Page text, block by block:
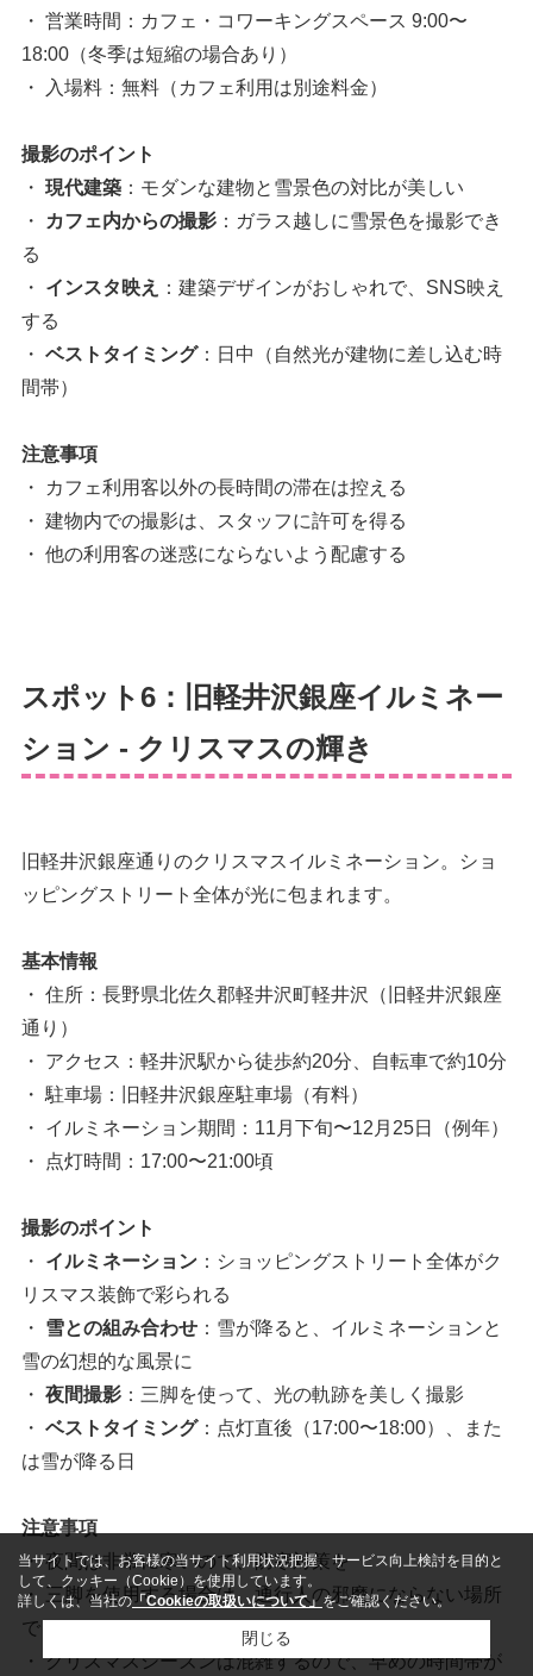
・ 営業時間：カフェ・コワーキングスペース 9:00〜
18:00（冬季は短縮の場合あり）
・ 入場料：無料（カフェ利用は別途料金）
撮影のポイント
・ 現代建築：モダンな建物と雪景色の対比が美しい
・
カフェ内からの撮影：ガラス越しに雪景色を撮影でき
る
・ インスタ映え
：建築デザインがおしゃれで、SNS映え
する
・ ベストタイミング：日中（自然光が建物に差し込む時
間帯）
注意事項
・ カフェ利用客以外の長時間の滞在は控える
・ 建物内での撮影は、スタッフに許可を得る
・ 他の利用客の迷惑にならないよう配慮する
スポット6：旧軽井沢銀座イルミネー
ション - クリスマスの輝き
旧軽井沢銀座通りのクリスマスイルミネーション。ショ
ッピングストリート全体が光に包まれます。
基本情報
・ 住所：長野県北佐久郡軽井沢町軽井沢（旧軽井沢銀座
通り）
・ アクセス：軽井沢駅から徒歩約20分、自転車で約10分
・ 駐車場：旧軽井沢銀座駐車場（有料）
・ イルミネーション期間：11月下旬〜12月25日（例年）
・ 点灯時間：17:00〜21:00頃
撮影のポイント
・ イルミネーション：ショッピングストリート全体がク
リスマス装飾で彩られる
・ 雪との組み合わせ：雪が降ると、イルミネーションと
雪の幻想的な風景に
・ 夜間撮影：三脚を使って、光の軌跡を美しく撮影
・ ベストタイミング：点灯直後（17:00〜18:00）、また
は雪が降る日
注意事項
・ 夜間は非常に寒いので、防寒対策を
・ 三脚を使用する場合は、通行人の邪魔にならない場所
で
・ クリスマスシーズンは混雑するので、早めの時間帯が
当サイトでは、お客様の当サイト利用状況把握、サービス向上検討を目的と
して、クッキー（Cookie）を使用しています。
詳しくは、当社の「Cookieの取扱いについて」をご確認ください。
閉じる